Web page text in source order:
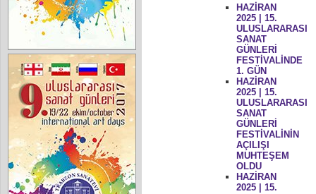
HAZİRAN
2025 | 15.
ULUSLARARASI
SANAT
GÜNLERİ
FESTİVALİNDE
1. GÜN
HAZİRAN
2025 | 15.
ULUSLARARASI
SANAT
GÜNLERİ
FESTİVALİNİN
AÇILIŞI
MUHTEŞEM
OLDU
HAZİRAN
2025 | 15.